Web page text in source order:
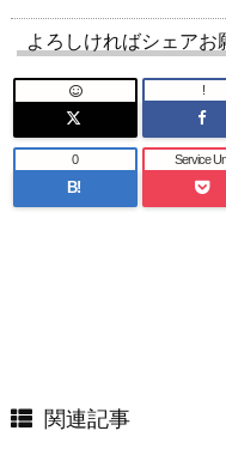
よろしければシェアお
!
B!
0 Service
関連記事